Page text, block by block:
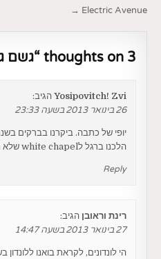
ניווט
Electric Avenue →
3 thoughts on “ גשם
Yosipovitch! Zvi הגיב:
26 בינואר 2013 בשעה 23:33
הלכנו ברגל לwhite chapel שלא רחוק. באהבה שפרה וצבי
Reply
רינת וראובן הגיב:
27 בינואר 2013 בשעה 14:47
הי לונדונים, לקראת בואנו